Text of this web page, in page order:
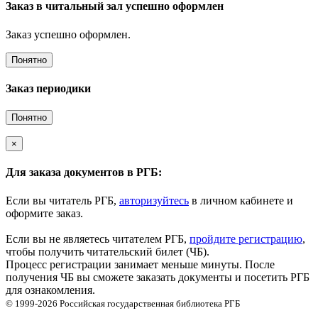
Заказ в читальный зал успешно оформлен
Заказ успешно оформлен.
Понятно
Заказ периодики
Понятно
×
Для заказа документов в РГБ:
Если вы читатель РГБ, авторизуйтесь в личном кабинете и
оформите заказ.
Если вы не являетесь читателем РГБ, пройдите регистрацию,
чтобы получить читательский билет (ЧБ).
Процесс регистрации занимает меньше минуты. После
получения ЧБ вы сможете заказать документы и посетить РГБ
для ознакомления.
© 1999-2026 Российская государственная библиотека РГБ